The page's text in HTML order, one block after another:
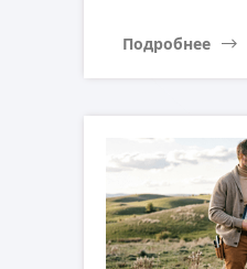
Подробнее